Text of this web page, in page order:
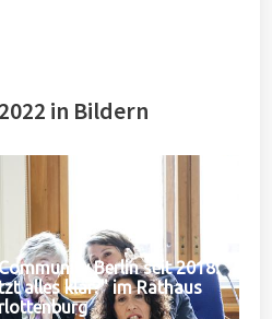
in Bildern
Berlin seit 2018:
alles klar?" im Rathaus